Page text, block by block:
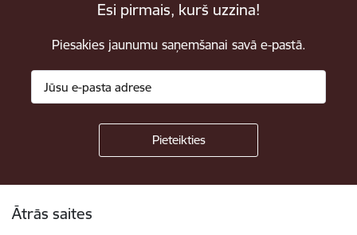
Esi pirmais, kurš uzzina!
Piesakies jaunumu saņemšanai savā e-pastā.
Ātrās saites